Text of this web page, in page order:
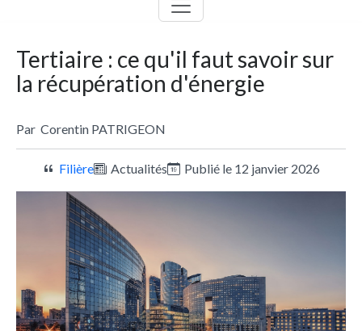
Tertiaire : ce qu'il faut savoir sur
la récupération d'énergie
Par Corentin PATRIGEON
Filière Actualités Publié le 12 janvier 2026